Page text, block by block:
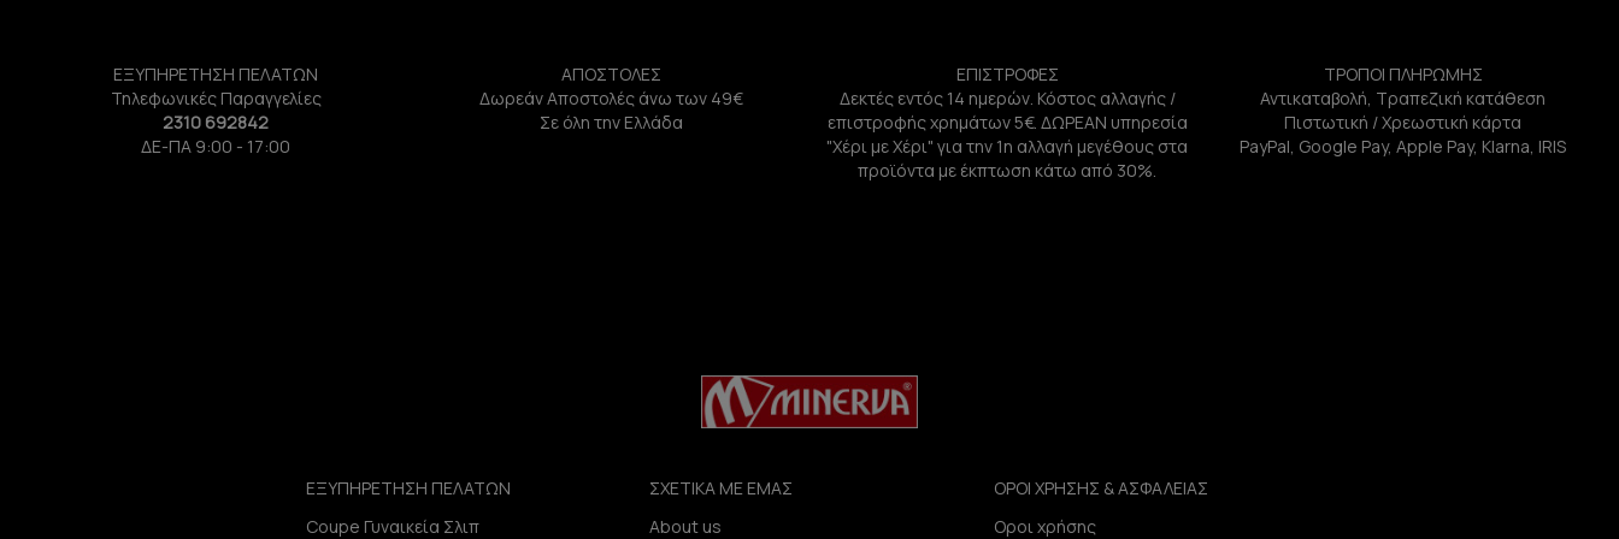
ΕΞΥΠΗΡΕΤΗΣΗ ΠΕΛΑΤΩΝ
Τηλεφωνικές Παραγγελίες
2310 692842
ΔΕ-ΠΑ 9:00 - 17:00
ΑΠΟΣΤΟΛΕΣ
Δωρεάν Αποστολές άνω των 49€
Σε όλη την Ελλάδα
ΕΠΙΣΤΡΟΦΕΣ
Δεκτές εντός 14 ημερών. Κόστος αλλαγής /
επιστροφής χρημάτων 5€. ΔΩΡΕΑΝ υπηρεσία
"Χέρι με Χέρι" για την 1η αλλαγή μεγέθους στα
προϊόντα με έκπτωση κάτω από 30%.
ΤΡΟΠΟΙ ΠΛΗΡΩΜΗΣ
Αντικαταβολή, Τραπεζική κατάθεση
Πιστωτική / Χρεωστική κάρτα
PayPal, Google Pay, Apple Pay, Klarna, IRIS
ΕΞΥΠΗΡΕΤΗΣΗ ΠΕΛΑΤΩΝ
Coupe Γυναικεία Σλιπ
ΣΧΕΤΙΚΑ ΜΕ ΕΜΑΣ
About us
ΟΡΟΙ ΧΡΗΣΗΣ & ΑΣΦΑΛΕΙΑΣ
Οροι χρήσης